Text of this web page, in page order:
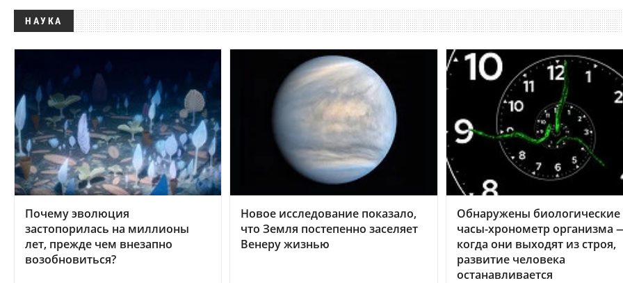
НАУКА
Почему эволюция
застопорилась на миллионы
лет, прежде чем внезапно
возобновиться?
Новое исследование показало,
что Земля постепенно заселяет
Венеру жизнью
Обнаружены биологические
часы-хронометр организма
когда они выходят из строя,
развитие человека
останавливается